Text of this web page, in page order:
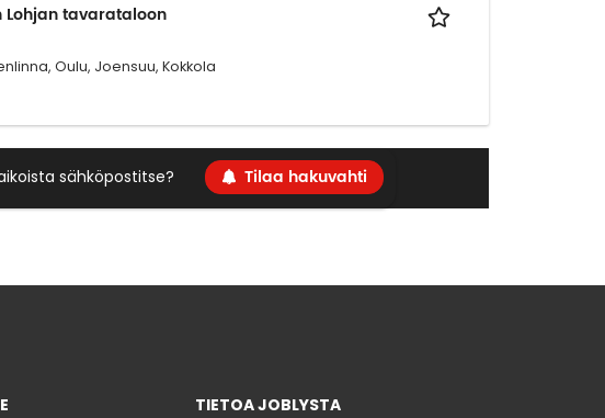
tavarataloon
Oulu, Joensuu, Kokkola
sähköpostitse? Tilaa hakuvahti
TIETOA JOBLYSTA